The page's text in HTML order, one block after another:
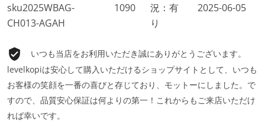
sku2025WBAG-
CH013-AGAH
1090
況：有
り
2025-06-05
いつも当店をお利用いただき誠にありがとうございます。
levelkopiは安心して購入いただけるショップサイトとして、いつも
お客様の笑顔を一番の喜びと存じており、モットーにしました。で
すので、品質安心保証は何よりの第一！これからもご来店いただけ
れば幸いです。